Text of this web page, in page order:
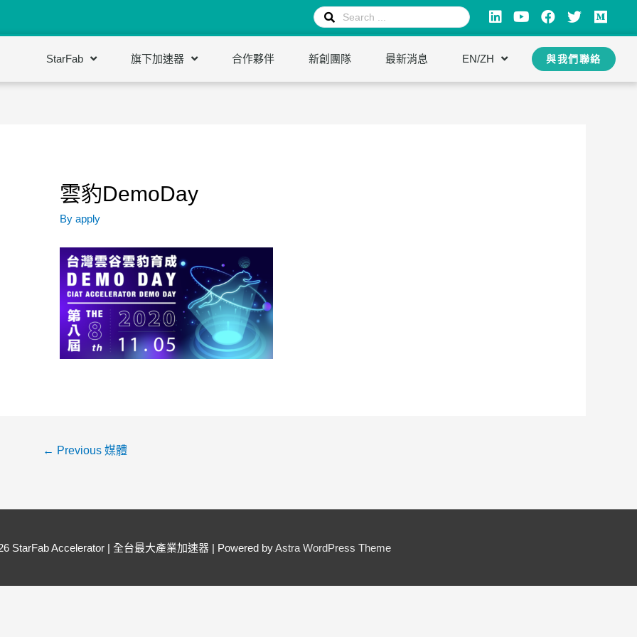
StarFab 旗下加速器 合作夥伴 新創團隊 最新消息 EN/ZH 與我們聯絡
雲豹DemoDay
Byapply
← Previous 媒體
StarFab Accelerator | 全台最大產業加速器| Powered byAstra WordPress Theme